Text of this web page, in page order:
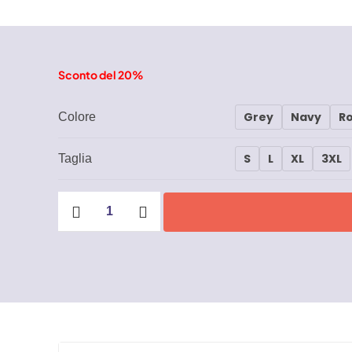
Sconto del 20%
Colore Grey Navy
Taglia S L XL 3XL
New